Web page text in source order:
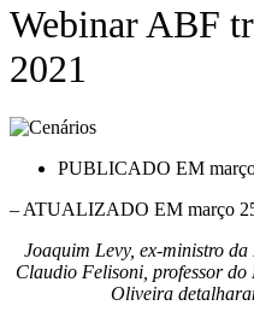
Webinar ABF
2021
PUBLICADO EM
– ATUALIZADO EM março
Joaquim Levy, ex-ministro
Claudio Felisoni, professor
Oliveira